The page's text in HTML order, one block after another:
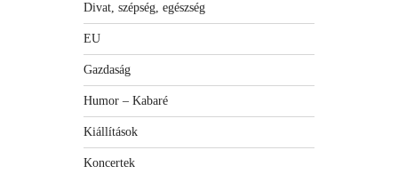
Divat, szépség, egészség
EU
Gazdaság
Humor – Kabaré
Kiállítások
Koncertek